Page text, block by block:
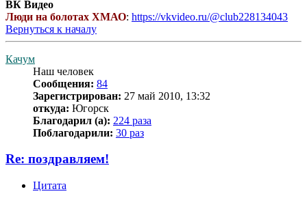
ВК Видео
Люди на болотах ХМАО: https://vkvideo.ru/@club228134043
Вернуться к началу
Качум
Наш человек
Сообщения: 84
Зарегистрирован: 27 май 2010, 13:32
откуда: Югорск
Благодарил (а): 224 раза
Поблагодарили: 30 раз
Re: поздравляем!
Цитата